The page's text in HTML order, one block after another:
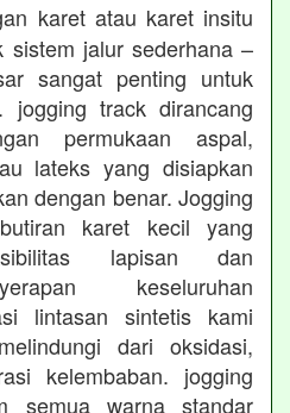
karet atau karet insitu
sistem jalur sederhana –
sangat penting untuk
jogging track dirancang
permukaan aspal,
lateks yang disiapkan
dengan benar. Jogging
karet kecil yang
lapisan dan
keseluruhan
lintasan sintetis kami
dari oksidasi,
kelembaban. jogging
semua warna standar